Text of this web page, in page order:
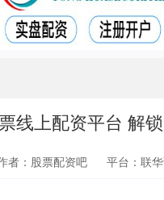
线上配资平台 解
者：股票配资吧 平台：联